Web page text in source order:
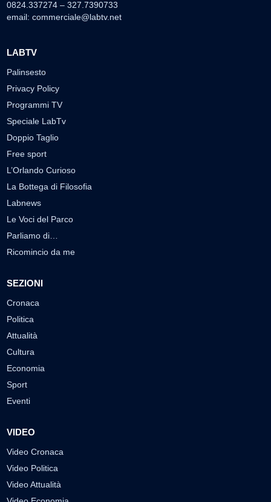
0824.337274 – 327.7390733
email: commerciale@labtv.net
LABTV
Palinsesto
Privacy Policy
Programmi TV
Speciale LabTv
Doppio Taglio
Free sport
L’Orlando Curioso
La Bottega di Filosofia
Labnews
Le Voci del Parco
Parliamo di…
Ricomincio da me
SEZIONI
Cronaca
Politica
Attualità
Cultura
Economia
Sport
Eventi
VIDEO
Video Cronaca
Video Politica
Video Attualità